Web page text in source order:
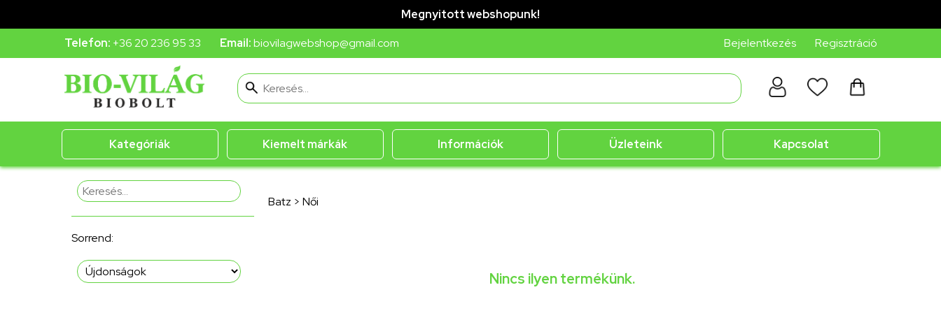
Megnyitott webshopunk!
Telefon: +36 20 236 95 33 Email:biovilagwebshop@gmail.com Bejelentkezés Regisztráció
Kategóriák Kiemelt márkák Információk Üzleteink Kapcsolat
Sorrend:
Batz > Női
Nincs ilyen termékünk.